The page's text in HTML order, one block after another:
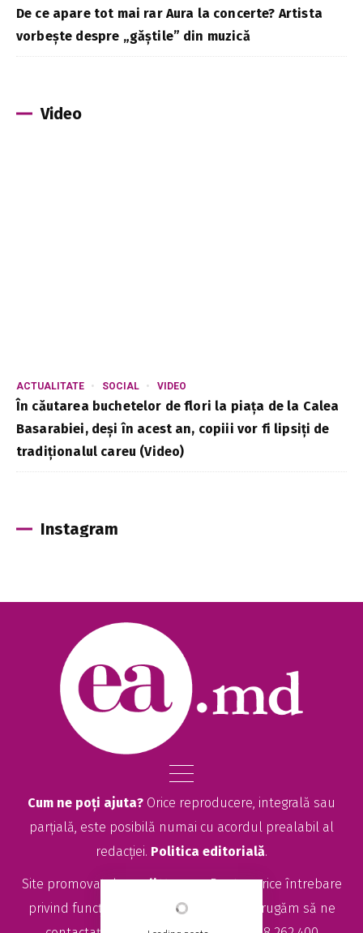
De ce apare tot mai rar Aura la concerte? Artista
vorbește despre „găștile” din muzică
Video
ACTUALITATE SOCIAL VIDEO
În căutarea buchetelor de flori la piața de la Calea
Basarabiei, deși în acest an, copiii vor fi lipsiți de
tradiționalul careu (Video)
Instagram
Cum ne poți ajuta? Orice reproducere, integrală sau
parțială, este posibilă numai cu acordul prealabil al
redacției. Politica editorială.
Site promovat deseolitte.com. Pentru orice întrebare
privind funcționarea site-ului EA.md, vă rugăm să ne